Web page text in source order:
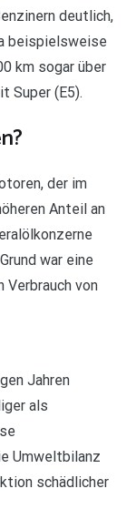
deutlich,
beispielsweise
km sogar über
Super (E5).
der im
Anteil an
war eine
Verbrauch von
Jahren
als
Umweltbilanz
schädlicher